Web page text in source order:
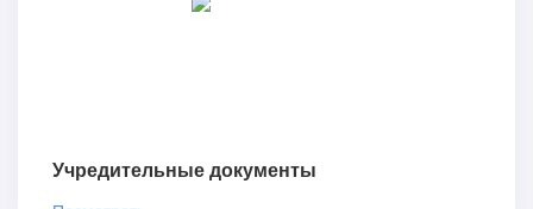
Учредительные документы